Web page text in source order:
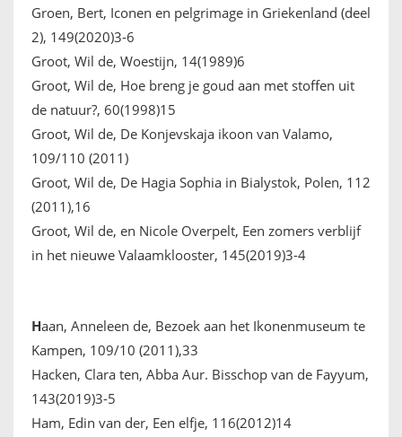
Groen, Bert, Iconen en pelgrimage in Griekenland (deel
2), 149(2020)3-6
Groot, Wil de, Woestijn, 14(1989)6
Groot, Wil de, Hoe breng je goud aan met stoffen uit
de natuur?, 60(1998)15
Groot, Wil de, De Konjevskaja ikoon van Valamo,
109/110 (2011)
Groot, Wil de, De Hagia Sophia in Bialystok, Polen, 112
(2011),16
Groot, Wil de, en Nicole Overpelt, Een zomers verblijf
in het nieuwe Valaamklooster, 145(2019)3-4
Haan, Anneleen de, Bezoek aan het Ikonenmuseum te
Kampen, 109/10 (2011),33
Hacken, Clara ten, Abba Aur. Bisschop van de Fayyum,
143(2019)3-5
Ham, Edin van der, Een elfje, 116(2012)14